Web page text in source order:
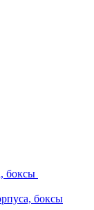
боксы
боксы